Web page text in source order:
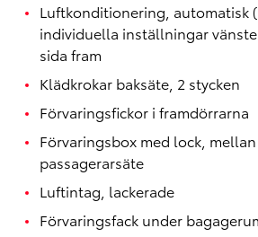
Luftkonditionering, automatisk
individuella inställningar
sida fram
Klädkrokar baksäte, 2 stycken
Förvaringsfickor i framdörrarna
Förvaringsbox med lock,
passagerarsäte
Luftintag, lackerade
Förvaringsfack under